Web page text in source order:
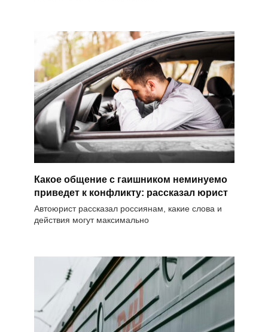
Какое общение с гаишником неминуемо
приведет к конфликту: рассказал юрист
Автоюрист рассказал россиянам, какие слова и
действия могут максимально